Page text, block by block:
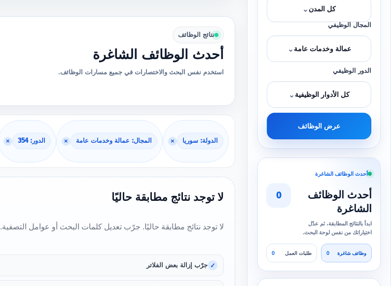
كل المدن ⌄
المجال الوظيفي
عمالة وخدمات عامة ⌄
الدور الوظيفي
كل الأدوار الوظيفية ⌄
عرض الوظائف
أحدث الوظائف الشاغرة
أحدث الوظائف
الشاغرة
ابدأ بالنتائج المطابقة، ثم عدّل
اختياراتك من نفس لوحة البحث.
0
وظائف شاغرة 0 طلبات العمل 0
نتائج الوظائف
أحدث الوظائف الشاغرة
استخدم نفس البحث والاختصارات في جميع مسارات الوظائف.
الدولة: سوريا × المجال: عمالة وخدمات عامة × الدور: 354 ×
لا توجد نتائج مطابقة حاليًا
لا توجد نتائج مطابقة حاليًا. جرّب تعديل كلمات البحث أو عوامل التصفية.
جرّب إزالة بعض الفلاتر